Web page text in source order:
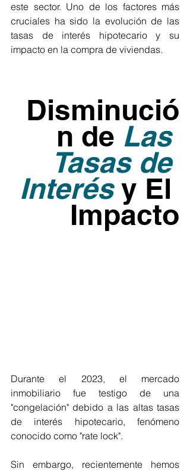
este sector. Uno de los factores más
cruciales ha sido la evolución de las
tasas de interés hipotecario y su
impacto en la compra de viviendas.
Disminució
n de Las
Tasas de
Interés y El
Impacto
Durante el 2023, el mercado
inmobiliario fue testigo de una
"congelación" debido a las altas tasas
de interés hipotecario, fenómeno
conocido como "rate lock".
Sin embargo, recientemente hemos